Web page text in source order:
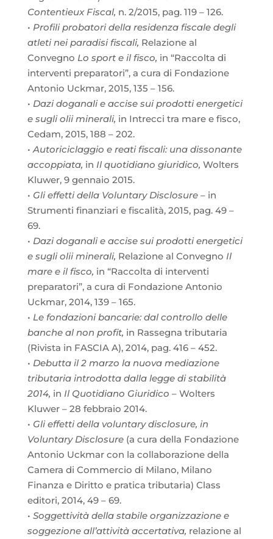
Contentieux Fiscal, n. 2/2015, pag. 119 – 126.
• Profili probatori della residenza fiscale degli
atleti nei paradisi fiscali, Relazione al
Convegno Lo sport e il fisco, in “Raccolta di
interventi preparatori”, a cura di Fondazione
Antonio Uckmar, 2015, 135 – 156.
• Dazi doganali e accise sui prodotti energetici
e sugli olii minerali, in Intrecci tra mare e fisco,
Cedam, 2015, 188 – 202.
• Autoriciclaggio e reati fiscali: una dissonante
accoppiata, in Il quotidiano giuridico, Wolters
Kluwer, 9 gennaio 2015.
• Gli effetti della Voluntary Disclosure– in
Strumenti finanziari e fiscalità, 2015, pag. 49 –
69.
• Dazi doganali e accise sui prodotti energetici
e sugli olii minerali, Relazione al Convegno Il
mare e il fisco, in “Raccolta di interventi
preparatori”, a cura di Fondazione Antonio
Uckmar, 2014, 139 – 165.
• Le fondazioni bancarie: dal controllo delle
banche al non profit, in Rassegna tributaria
(Rivista in FASCIA A), 2014, pag. 416 – 452.
• Debutta il 2 marzo la nuova mediazione
tributaria introdotta dalla legge di stabilità
2014, in Il Quotidiano Giuridico – Wolters
Kluwer – 28 febbraio 2014.
• Gli effetti della voluntary disclosure, in
Voluntary Disclosure (a cura della Fondazione
Antonio Uckmar con la collaborazione della
Camera di Commercio di Milano, Milano
Finanza e Diritto e pratica tributaria) Class
editori, 2014, 49 – 69.
• Soggettività della stabile organizzazione e
soggezione all’attività accertativa, relazione al